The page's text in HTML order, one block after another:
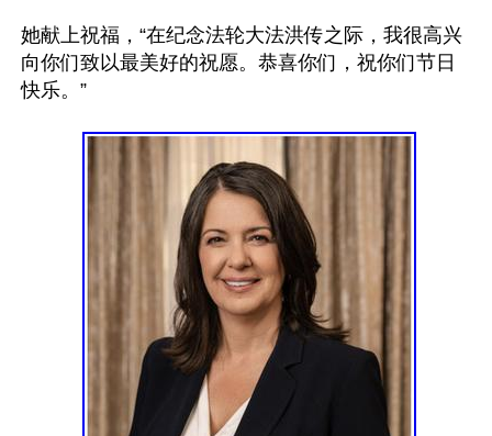
她献上祝福，“在纪念法轮大法洪传之际，我很高兴
向你们致以最美好的祝愿。恭喜你们，祝你们节日
快乐。”